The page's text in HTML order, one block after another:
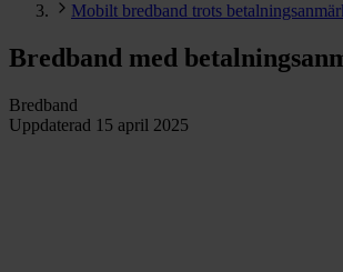
Mobilt bredband trots
Bredband med
Bredband
Uppdaterad 15 april 2025